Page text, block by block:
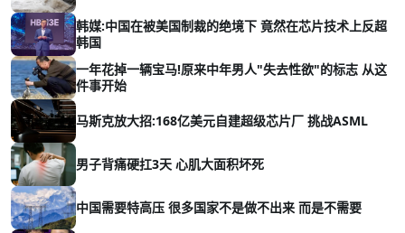
韩媒:中国在被美国制裁的绝境下 竟然在芯片技术上反超
韩国
一年花掉一辆宝马!原来中年男人"失去性欲"的标志 从这
件事开始
马斯克放大招:168亿美元自建超级芯片厂 挑战ASML
男子背痛硬扛3天 心肌大面积坏死
中国需要特高压 很多国家不是做不出来 而是不需要